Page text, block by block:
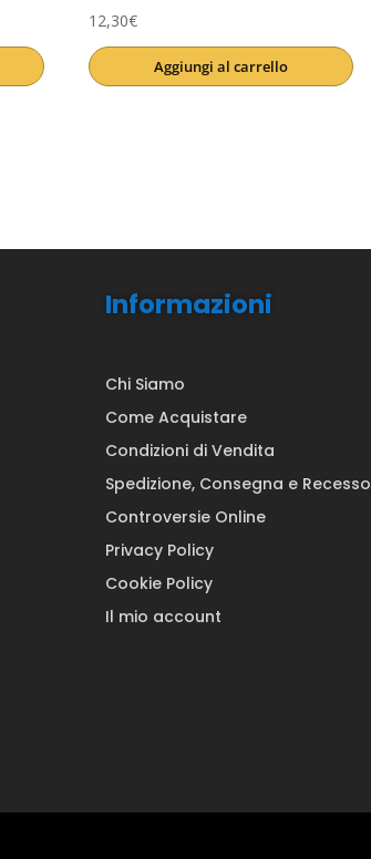
12,30€
Aggiungi al carrello
Informazioni
Chi Siamo
Come Acquistare
Condizioni di Vendita
Spedizione, Consegna e Recesso
Controversie Online
Privacy Policy
Cookie Policy
Il mio account